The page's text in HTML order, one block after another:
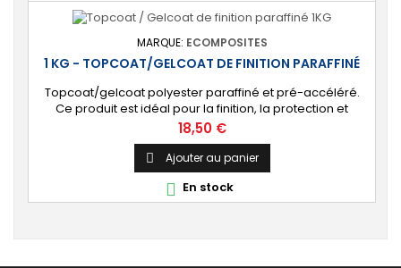
MARQUE: ECOMPOSITES
1 KG - TOPCOAT/GELCOAT DE FINITION PARAFFINÉ
Topcoat/gelcoat polyester paraffiné et pré-accéléré.
Ce produit est idéal pour la finition, la protection et
l’étanchéité de tout revêtement en polyester sur votre
bateau, pièce technique, camping-car, etc. 🔝 [Finition
de qualité] Fournit une couche extérieure lisse, brillante
et uniforme qui protège durablement la surface visible
de votre stratification...
Prix
18,50 €
 Ajouter au panier
 En stock